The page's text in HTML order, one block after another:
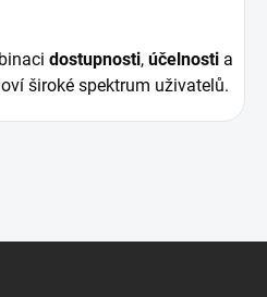
dostupnosti, účelnosti a
široké spektrum uživatelů.